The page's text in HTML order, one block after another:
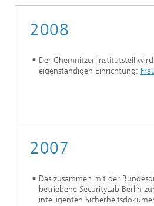
2008
Der Chemnitzer Institutsteil
eigenständigen Einrichtung:
2007
Das zusammen mit der
betriebene SecurityLab Berlin
intelligenten